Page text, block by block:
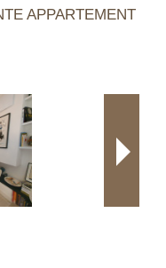
APPARTEMENT
€